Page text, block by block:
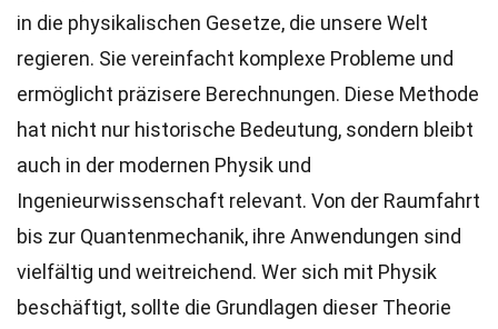
in die physikalischen Gesetze, die unsere Welt
regieren. Sie vereinfacht komplexe Probleme und
ermöglicht präzisere Berechnungen. Diese Methode
hat nicht nur historische Bedeutung, sondern bleibt
auch in der modernen Physik und
Ingenieurwissenschaft relevant. Von der Raumfahrt
bis zur Quantenmechanik, ihre Anwendungen sind
vielfältig und weitreichend. Wer sich mit Physik
beschäftigt, sollte die Grundlagen dieser Theorie